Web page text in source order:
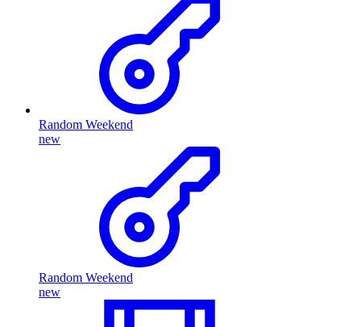
Random Weekend
new
Random Weekend
new